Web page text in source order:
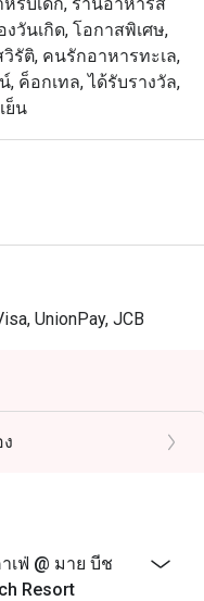
วันเกิด, โอกาสพิเศษ,
รัติ, คนรักอาหารทะเล,
ค็อกเทล, ได้รับรางวัล,
ย็น
UnionPay, JCB
เฟ่ @ มาย บีช
Resort